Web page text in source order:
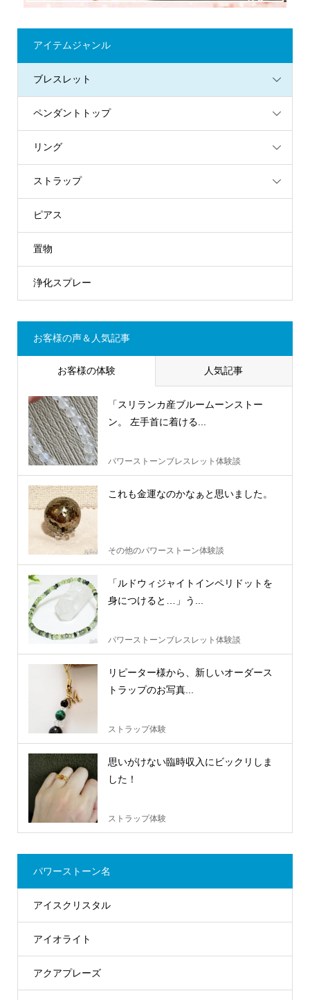
アイテムジャンル
ブレスレット
ペンダントトップ
リング
ストラップ
ピアス
置物
浄化スプレー
お客様の声＆人気記事
お客様の体験 人気記事
「スリランカ産ブルームーンストー
ン。 左手首に着ける...
パワーストーンブレスレット体験談
これも金運なのかなぁと思いました。
その他のパワーストーン体験談
「ルドウィジャイトインペリドットを
身につけると…」う...
パワーストーンブレスレット体験談
リピーター様から、新しいオーダース
トラップのお写真...
ストラップ体験
思いがけない臨時収入にビックリしま
した！
ストラップ体験
パワーストーン名
アイスクリスタル
アイオライト
アクアプレーズ